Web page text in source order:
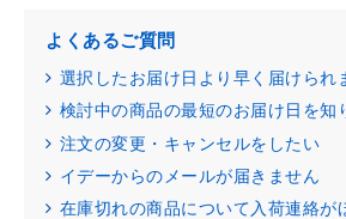
よくあるご質問
選択したお届け日より早く届けられ
検討中の商品の最短のお届け日を知
注文の変更・キャンセルをしたい
イデーからのメールが届きません
在庫切れの商品について入荷連絡が